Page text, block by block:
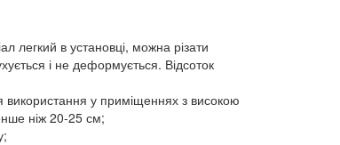
легкий в установці, можна різати
і не деформується. Відсоток
використання у приміщеннях з високою
ніж 20-25 см;